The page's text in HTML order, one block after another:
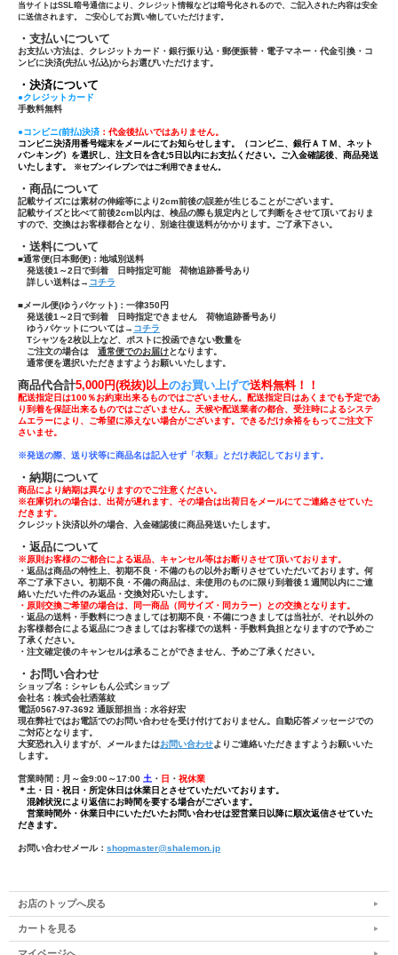
当サイトはSSL暗号通信により、クレジット情報などは暗号化されるので、ご記入された内容は安全
に送信されます。 ご安心してお買い物していただけます。
・支払いについて
お支払い方法は、クレジットカード・銀行振り込・郵便振替・電子マネー・代金引換・コ
ンビに決済(先払い払込)からお選びいただけます。
・決済について
●クレジットカード
手数料無料
●コンビニ(前払)決済 ：代金後払いではありません。
コンビニ決済用番号端末をメールにてお知らせします。（コンビニ、銀行ＡＴＭ、ネット
バンキング）を選択し、注文日を含む5日以内にお支払ください。ご入金確認後、商品発送
いたします。
※セブンイレブンではご利用できません。
・商品について
記載サイズには素材の伸縮等により2cm前後の誤差が生じることがございます。
記載サイズと比べて前後2cm以内は、検品の際も規定内として判断をさせて頂いておりま
すので、交換はお客様都合となり、別途往復送料がかかります。ご了承下さい。
・送料について
■通常便(日本郵便)： 地域別送料
発送後1～2日で到着 日時指定可能 荷物追跡番号あり
詳しい送料は→ コチラ
■メール便(ゆうパケット)：一律350円
発送後1～2日で到着 日時指定できません 荷物追跡番号あり
ゆうパケットについては→ コチラ
Tシャツを2枚以上など、ポストに投函できない数量を
ご注文の場合は 通常便でのお届けとなります。
通常便を選択いただきますようお願いいたします。
商品代合計5,000円(税抜)以上のお買い上げで送料無料！！
配送指定日は100％お約束出来るものではございません。配送指定日はあくまでも予定であ
り到着を保証出来るものではございません。天候や配送業者の都合、受注時によるシステ
ムエラーにより、ご希望に添えない場合がございます。できるだけ余裕をもってご注文下
さいませ。
※発送の際、送り状等に商品名は記入せず「衣類」とだけ表記しております。
・納期について
商品により納期は異なりますのでご注意ください。
※在庫切れの場合は、出荷が遅れます、その場合は出荷日をメールにてご連絡させていた
だきます。
クレジット決済以外の場合、入金確認後に商品発送いたします。
・返品について
※原則お客様のご都合による返品、キャンセル等はお断りさせて頂いております。
・返品は商品の特性上、初期不良・不備のもの以外お断りさせていただいております。何
卒ご了承下さい。初期不良・不備の商品は、未使用のものに限り到着後１週間以内にご連
絡いただいた件のみ返品・交換対応いたします。
・原則交換ご希望の場合は、同一商品（同サイズ・同カラー）との交換となります。
・返品の送料・手数料につきましては初期不良・不備につきましては当社が、それ以外の
お客様都合による返品につきましてはお客様での送料・手数料負担となりますので予めご
了承ください。
・注文確定後のキャンセルは承ることができません、予めご了承ください。
・お問い合わせ
ショップ名：シャレもん公式ショップ
会社名：株式会社洒落紋
電話0567-97-3692 通販部担当：水谷好宏
現在弊社ではお電話でのお問い合わせを受け付けておりません。自動応答メッセージでの
ご対応となります。
大変恐れ入りますが、メールまたはお問い合わせよりご連絡いただきますようお願いいた
します。
営業時間：月～金9:00～17:00 土 ・ 日 ・ 祝休業
＊土・日・祝日・所定休日は休業日とさせていただいております。
混雑状況により返信にお時間を要する場合がございます。
営業時間外・休業日中にいただいたお問い合わせは翌営業日以降に順次返信させていた
だきます。
お問い合わせメール： shopmaster@shalemon.jp
お店のトップへ戻る
カートを見る